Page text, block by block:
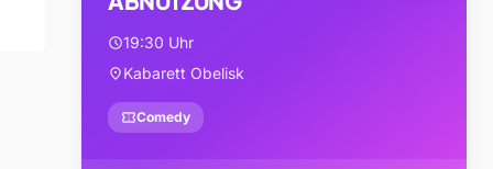
schedule19:30 Uhr
location_onKabarett Obelisk
confirmation_numberComedy